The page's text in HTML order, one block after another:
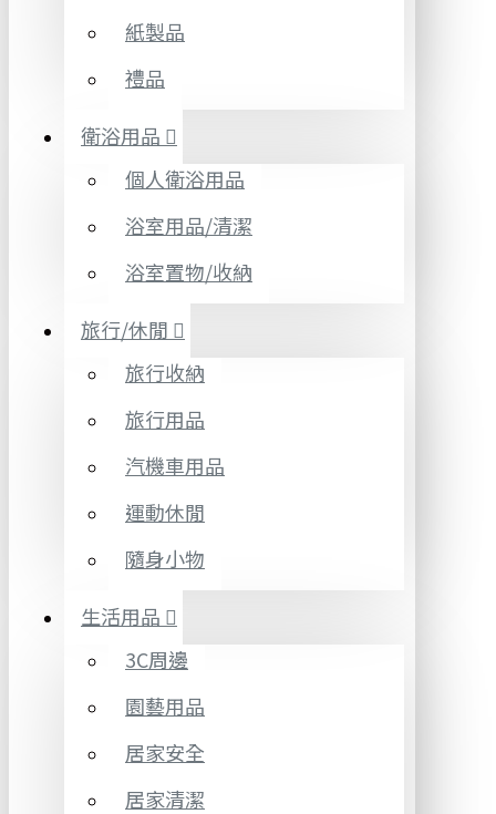
紙製品
禮品
衛浴用品
個人衛浴用品
浴室用品/清潔
浴室置物/收納
旅行/休閒
旅行收納
旅行用品
汽機車用品
運動休閒
隨身小物
生活用品
3C周邊
園藝用品
居家安全
居家清潔